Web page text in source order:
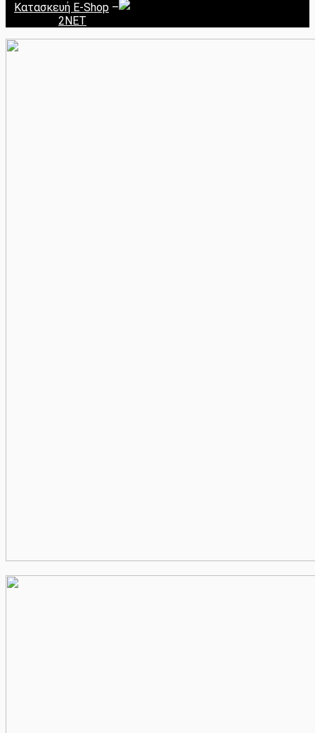
Κατασκευή E-Shop –
2NET